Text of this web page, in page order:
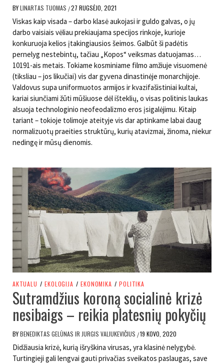
BYLINARTAS TUOMAS /27 RUGSĖJO, 2021
Viskas kaip visada – darbo klasė aukojasi ir guldo galvas, o jų
darbo vaisiais vėliau prekiaujama specijos rinkoje, kurioje
konkuruoja kelios įtakingiausios šeimos. Galbūt ši padėtis
pernelyg nestebintų, tačiau „Kopos“ veiksmas datuojamas…
10191-ais metais. Tokiame kosminiame filmo amžiuje visuomenė
(tiksliau – jos likučiai) vis dar gyvena dinastinėje monarchijoje.
Valdovus supa uniformuotos armijos ir kvazifašistiniai kultai,
kariai siunčiami žūti mūšiuose dėl išteklių, o visas politinis laukas
alsuoja technologinio neofeodalizmo eros įsigalėjimu. Kitaip
tariant – tokioje tolimoje ateityje vis dar aptinkame labai daug
normalizuotų praeities struktūrų, kurių atavizmai, žinoma, niekur
nedingę ir mūsų dienomis.
AKTUALU / EKOLOGIJA / EKONOMIKA / POLITIKA
Sutramdžius koroną socialinė krizė
nesibaigs – reikia platesnių pokyčių
BYBENEDIKTAS GELŪNAS IR JURGIS VALIUKEVIČIUS /19 KOVO, 2020
Didžiausia krizė, kurią išryškina virusas, yra klasinė nelygybė.
Turtingieji gali lengvai gauti privačias sveikatos paslaugas, save